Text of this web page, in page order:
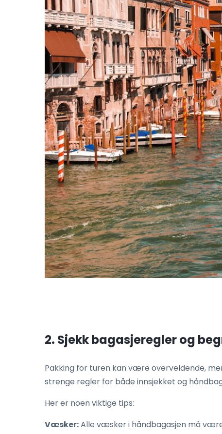
2. Sjekk bagasjeregler og
Pakking for turen kan være overveldende,
strenge regler for både innsjekket og
Her er noen viktige tips:
Væsker:Alle væsker i håndbagasjen må